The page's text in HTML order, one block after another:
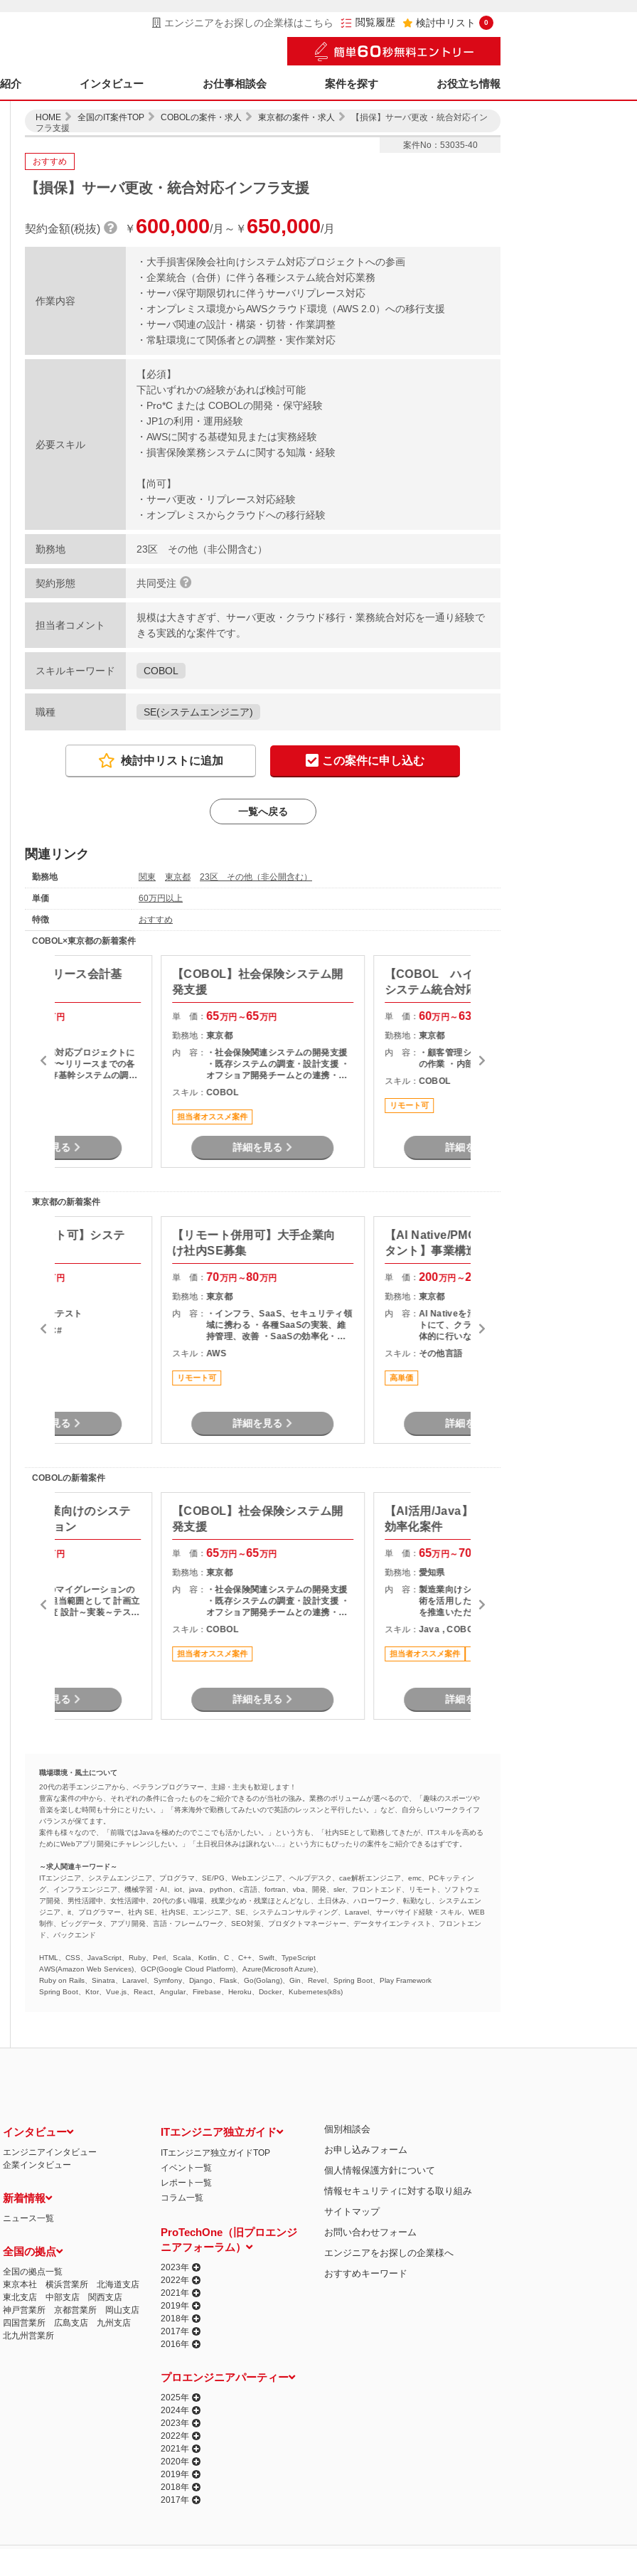
エンジニアをお探しの企業様はこちら 閲覧履歴 検討中リスト 0
介 インタビュー お仕事相談会 案件を探す お役立ち情報
HOME 全国のIT案件TOP COBOLの案件・求人 東京都の案件・求人
【損保】サーバ更改・統合対応イン
フラ支援
案件No：53035-40
おすすめ
【損保】サーバ更改・統合対応インフラ支援
契約金額(税抜) ￥ 600,000/月～￥ 650,000/月
作業内容
・大手損害保険会社向けシステム対応プロジェクトへの参画
・企業統合（合併）に伴う各種システム統合対応業務
・サーバ保守期限切れに伴うサーバリプレース対応
・オンプレミス環境からAWSクラウド環境（AWS 2.0）への移行支援
・サーバ関連の設計・構築・切替・作業調整
・常駐環境にて関係者との調整・実作業対応
必要スキル
【必須】
下記いずれかの経験があれば検討可能
・Pro*C または COBOLの開発・保守経験
・JP1の利用・運用経験
・AWSに関する基礎知見または実務経験
・損害保険業務システムに関する知識・経験
【尚可】
・サーバ更改・リプレース対応経験
・オンプレミスからクラウドへの移行経験
勤務地 23区 その他（非公開含む）
契約形態 共同受注
担当者コメント
規模は大きすぎず、サーバ更改・クラウド移行・業務統合対応を一通り経験で
きる実践的な案件です。
スキルキーワード COBOL
職種 SE(システムエンジニア)
検討中リストに追加 この案件に申し込む
一覧へ戻る
関連リンク
勤務地 関東 東京都 23区 その他（非公開含む）
単価 60万円以上
特徴 おすすめ
COBOL×東京都の新着案件
豊洲】リース会計基
万円
ース会計基準対応プロジェクトに
ける詳細設計〜リリースまでの各
程を担当 既存基幹システムの調
チームとのコミュニケーションお
詳細を見る
【COBOL】社会保険システム開
発支援
単 価：65万円～65万円
勤務地：東京都
内 容：
・社会保険関連システムの開発支援
・既存システムの調査・設計支援 ・
オフショア開発チームとの連携・成
果物レビュー ・システム改修に伴う
要件確認および開発支援 ・各種テス
ト・検証対応 ・チーム内外とのコミ
ュニケーションおよび調整業務
スキル：COBOL
担当者オススメ案件
詳細を見る
【COBOL ハイブリット勤務】
システム統合対応
単 価： 60万円～63
勤務地： 東京都
内 容：
・顧客管理システムの詳細設計以降
の作業 ・内部設計～テスト
スキル： COBOL
リモート可
詳細を見る
東京都の新着案件
リモート可】システ
万円
本設計～総合テスト
, .NET , C#
詳細を見る
【リモート併用可】大手企業向
け社内SE募集
単 価： 70万円～80万円
勤務地：東京都
内 容：
・インフラ、SaaS、セキュリティ領
域に携わる ・各種SaaSの実装、維
持管理、改善 ・SaaSの効率化・高
度化のためのエンジニアリング ・
SaaSのシステム課題・障害に対する
対策の計画と実装 ・社内NWやオン
プレサーバの運用保守 ・拠点のネッ
スキル：AWS
リモート可
詳細を見る
【AI Native/PMO/戦略コンサル
タント】事業構造改革コンサル
単 価： 200万円～250
勤務地： 東京都
内 容： AI Nativeを活用した改革プロジェク
トにて、クライアントとの折衝を主
体的に行いながら、社内外の関係者
をリードし、論点設計・課題構造化
を通じてタスクや意思決定を推進い
ただくPMO／戦略コンサルタントポ
スキル： その他言語
高単価
詳細を見る
COBOLの新着案件
】製造業向けのシステ
グレーション
万円
幹システムのマイグレーションの
ェクト 担当範囲として 計画立
検討及び調査 設計～実装～テスト
詳細を見る
【COBOL】社会保険システム開
発支援
単 価：65万円～65万円
勤務地：東京都
内 容：
・社会保険関連システムの開発支援
・既存システムの調査・設計支援 ・
オフショア開発チームとの連携・成
果物レビュー ・システム改修に伴う
要件確認および開発支援 ・各種テス
ト・検証対応 ・チーム内外とのコミ
ュニケーションおよび調整業務
スキル：COBOL
担当者オススメ案件
詳細を見る
【AI活用/Java】製造業システム
効率化案件
単 価： 65万円～70
勤務地： 愛知県
内 容： 製造業向けシステムにおいて、 AI技
術を活用した業務効率化・工数削減
を推進いただきます。
スキル： Java , COBOL , その他言語
担当者オススメ案件
詳細を見る
職場環境・風土について
20代の若手エンジニアから、ベテランプログラマー、主婦・主夫も歓迎します！
豊富な案件の中から、それぞれの条件に合ったものをご紹介できるのが当社の強み。業務のボリュームが選べるので、「趣味のスポーツや
音楽を楽しむ時間も十分にとりたい。」「将来海外で勤務してみたいので英語のレッスンと平行したい。」など、自分らしいワークライフ
バランスが保てます。
案件も様々なので、「前職ではJavaを極めたのでここでも活かしたい。」という方も、「社内SEとして勤務してきたが、ITスキルを高める
ためにWebアプリ開発にチャレンジしたい。」「土日祝日休みは譲れない…」という方にもぴったりの案件をご紹介できるはずです。
～求人関連キーワード～
ITエンジニア、システムエンジニア、プログラマ、SE/PG、Webエンジニア、ヘルプデスク、cae解析エンジニア、emc、PCキッティン
グ、インフラエンジニア、機械学習・AI、iot、java、python、c言語、fortran、vba、開発、sler、フロントエンド、リモート、ソフトウェ
ア開発、男性活躍中、女性活躍中、20代の多い職場、残業少なめ・残業ほとんどなし、土日休み、ハローワーク、転勤なし、システムエン
ジニア、it、プログラマー、社内 SE、社内SE、エンジニア、SE、システムコンサルティング、Laravel、サーバサイド経験・スキル、WEB
制作、ビッグデータ、アプリ開発、言語・フレームワーク、SEO対策、プロダクトマネージャー、データサイエンティスト、フロントエン
ド、バックエンド
HTML、CSS、JavaScript、Ruby、Perl、Scala、Kotlin、C 、C++、Swift、TypeScript
AWS(Amazon Web Services)、GCP(Google Cloud Platform)、Azure(Microsoft Azure)、
Ruby on Rails、Sinatra、Laravel、Symfony、Django、Flask、Go(Golang)、Gin、Revel、Spring Boot、Play Framework
Spring Boot、Ktor、Vue.js、React、Angular、Firebase、Heroku、Docker、Kubernetes(k8s)
インタビュー
エンジニアインタビュー
企業インタビュー
新着情報
ニュース一覧
全国の拠点
全国の拠点一覧
東京本社
横浜営業所
北海道支店
東北支店
中部支店
関西支店
神戸営業所
京都営業所
岡山支店
四国営業所
広島支店
九州支店
北九州営業所
ITエンジニア独立ガイド
ITエンジニア独立ガイドTOP
イベント一覧
レポート一覧
コラム一覧
ProTechOne（旧プロエンジ
ニアフォーラム）
2023年
2022年
2021年
2019年
2018年
2017年
2016年
プロエンジニアパーティー
2025年
2024年
2023年
2022年
2021年
2020年
2019年
2018年
2017年
個別相談会
お申し込みフォーム
個人情報保護方針について
情報セキュリティに対する取り組み
サイトマップ
お問い合わせフォーム
エンジニアをお探しの企業様へ
おすすめキーワード